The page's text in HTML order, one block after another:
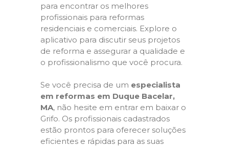
para encontrar os melhores
profissionais para reformas
residenciais e comerciais. Explore o
aplicativo para discutir seus projetos
de reforma e assegurar a qualidade e
o profissionalismo que você procura.
Se você precisa de um especialista
em reformas em Duque Bacelar,
MA, não hesite em entrar em baixar o
Grifo. Os profissionais cadastrados
estão prontos para oferecer soluções
eficientes e rápidas para as suas